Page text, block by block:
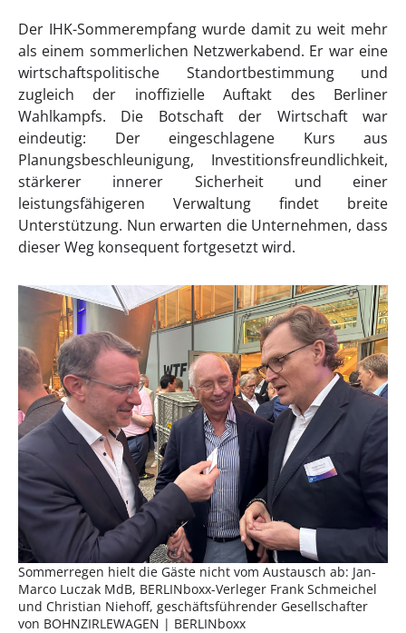
Der IHK-Sommerempfang wurde damit zu weit mehr
als einem sommerlichen Netzwerkabend. Er war eine
wirtschaftspolitische Standortbestimmung und
zugleich der inoffizielle Auftakt des Berliner
Wahlkampfs. Die Botschaft der Wirtschaft war
eindeutig: Der eingeschlagene Kurs aus
Planungsbeschleunigung, Investitionsfreundlichkeit,
stärkerer innerer Sicherheit und einer
leistungsfähigeren Verwaltung findet breite
Unterstützung. Nun erwarten die Unternehmen, dass
dieser Weg konsequent fortgesetzt wird.
Sommerregen hielt die Gäste nicht vom Austausch ab: Jan-
Marco Luczak MdB, BERLINboxx-Verleger Frank Schmeichel
und Christian Niehoff, geschäftsführender Gesellschafter
von BOHNZIRLEWAGEN | BERLINboxx